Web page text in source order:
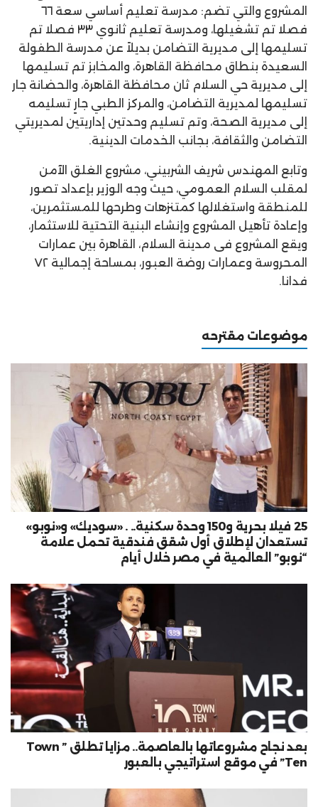
المشروع والتي تضم: مدرسة تعليم أساسي سعة ٦٦
فصلا تم تشغيلها، ومدرسة تعليم ثانوي ۳۳ فصلا تم
تسليمها إلى مديرية التضامن بديلاً عن مدرسة الطفولة
السعيدة بنطاق محافظة القاهرة، والمخابز تم تسليمها
إلى مديرية حي السلام ثان محافظة القاهرة، والحضانة جار
تسليمها لمديرية التضامن، والمركز الطبي جارٍ تسليمه
إلى مديرية الصحة، وتم تسليم وحدتين إداريتين لمديريتي
التضامن والثقافة، بجانب الخدمات الدينية.
وتابع المهندس شريف الشربيني، مشروع الغلق الآمن
لمقلب السلام العمومي، حيث وجه الوزير بإعداد تصور
للمنطقة واستغلالها كمتنزهات وطرحها للمستثمرين،
وإعادة تأهيل المشروع وإنشاء البنية التحتية للاستثمار،
ويقع المشروع فى مدينة السلام، القاهرة بين عمارات
المحروسة وعمارات روضة العبور، بمساحة إجمالية ٧٢
فدانا.
موضوعات مقترحه
25 فيلا بحرية و150 وحدة سكنية.. . «سوديك» و«نوبو»
تستعدان لإطلاق أول شقق فندقية تحمل علامة
“نوبو” العالمية في مصر خلال أيام
بعد نجاح مشروعاتها بالعاصمة.. مزايا تطلق ” Town
Ten” في موقع استراتيجي بالعبور